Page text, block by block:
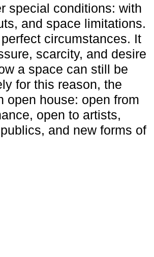
special conditions: with
and space limitations.
circumstances. It
scarcity, and desire
a space can still be
for this reason, the
open house: open from
open to artists,
and new forms of